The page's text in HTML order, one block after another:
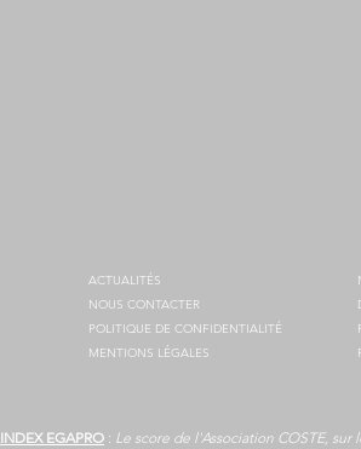
ACTUALITÉS
NOUS CONTACTER
POLITIQUE DE CONFIDENTIALITÉ
MENTIONS LÉGALES
INDEX EGAPRO : Le score de l'Association COSTE, sur